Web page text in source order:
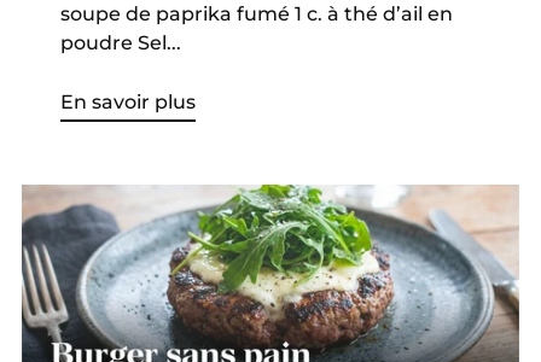
soupe de paprika fumé 1 c. à thé d’ail en
poudre Sel...
En savoir plus